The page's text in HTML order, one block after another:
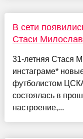
В сети
Стаси
31-летняя Стася
инстаграме*
футболистом
состоялась в
настроение,...